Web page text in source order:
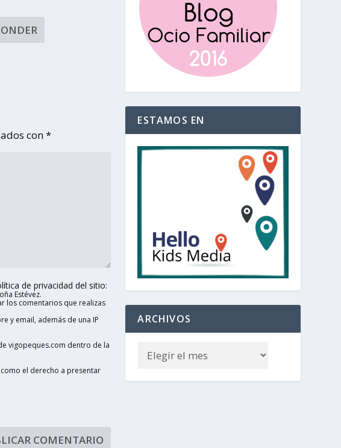
con*
de privacidad del sitio:
Estévez.
los comentarios que realizas
y email, además de una IP
vigopeques.com dentro de la
el derecho a presentar
ESTAMOS EN
ARCHIVOS